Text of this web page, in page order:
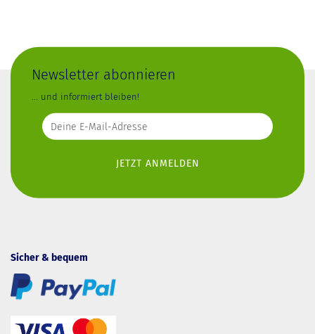
Newsletter abonnieren
... und informiert bleiben!
Sicher & bequem